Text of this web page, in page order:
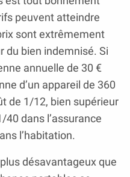
peuvent atteindre
sont extrêmement
du bien indemnisé. Si
annuelle de 30 €
d’un appareil de 360
de 1/12, bien supérieur
40 dans l’assurance
l’habitation.
désavantageux que